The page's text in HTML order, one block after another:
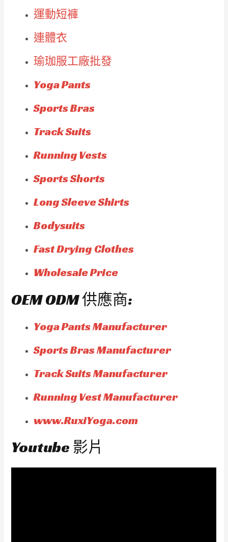
運動短褲
連體衣
瑜珈服工廠批發
Yoga Pants
Sports Bras
Track Suits
Running Vests
Sports Shorts
Long Sleeve Shirts
Bodysuits
Fast Drying Clothes
Wholesale Price
OEM ODM 供應商:
Yoga Pants Manufacturer
Sports Bras Manufacturer
Track Suits Manufacturer
Running Vest Manufacturer
www.RuxiYoga.com
Youtube 影片